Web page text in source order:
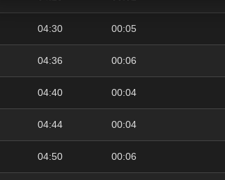
04:30 00:05
04:36 00:06
04:40 00:04
04:44 00:04
04:50 00:06